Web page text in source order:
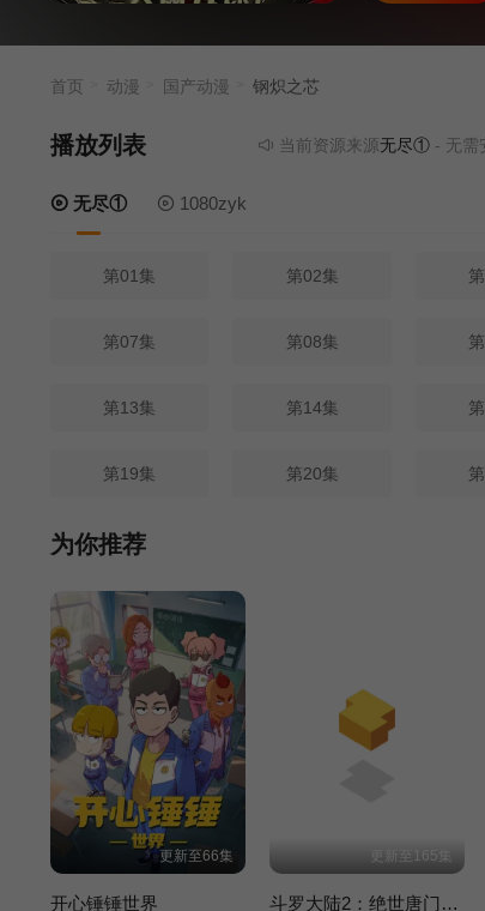
首页 动漫 国产动漫 钢炽之芯
播放列表 当前资源来源无尽①- 无需安装任何
无尽① 1080zyk
第01集 第02集
第07集 第08集
第13集 第14集
第19集 第20集
第25集
为你推荐
更新至66集
开心锤锤世界
更新至165集
斗罗大陆2：绝世唐门2023